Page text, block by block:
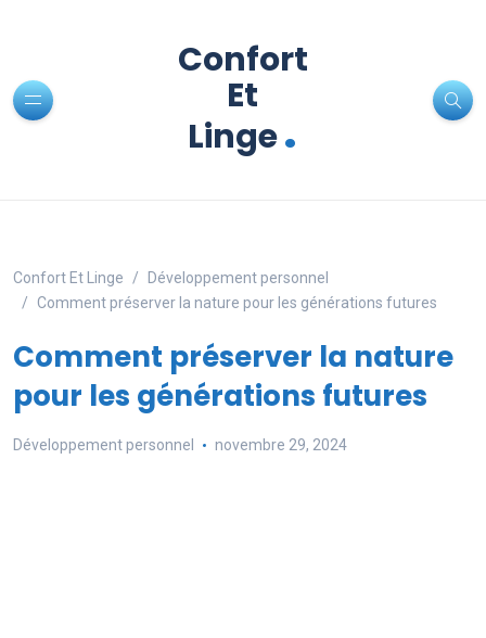
Confort
Et
Linge.
Confort Et Linge
Développement personnel
Comment préserver la nature pour les générations futures
Comment préserver la nature
pour les générations futures
Développement personnel novembre 29, 2024